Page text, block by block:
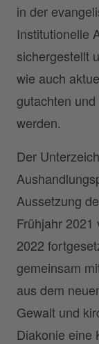
in der
Institutionelle
sichergestellt
wie auch
gutachten
werden.
Der
Aussetzung
Frühjahr
2022
gemeinsam
aus dem
Gewalt und
Diakonie eine